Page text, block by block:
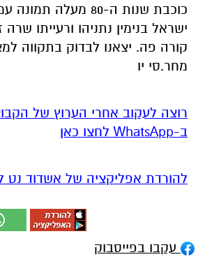
כוכבת שנות ה-80
ישראל בנימין נתניהו ורעייתו
קורה פה. יצאנו לבדוק בתקווה
מחר.סי יו
רוצה לעקוב אחרי הערוץ של
ב-WhatsApp לחצו כאן
להורדת אפליקציה של אשדוד נט
עקבו בפייסבוק